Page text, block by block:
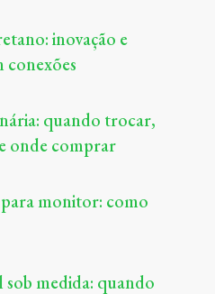
inovação e
conexões
quando trocar,
onde comprar
monitor: como
sob medida: quando